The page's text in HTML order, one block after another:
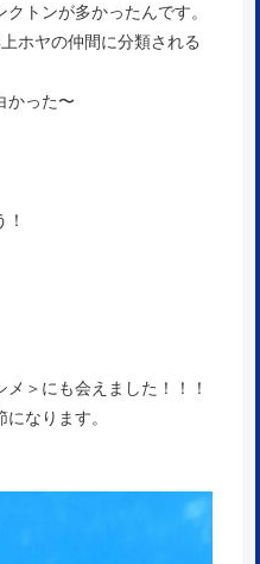
トンが多かったんです。
ホヤの仲間に分類される
かった〜
＞にも会えました！！！
なります。